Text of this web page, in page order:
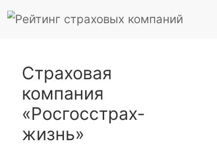
Страховая
компания
«Росгосстрах-
жизнь»